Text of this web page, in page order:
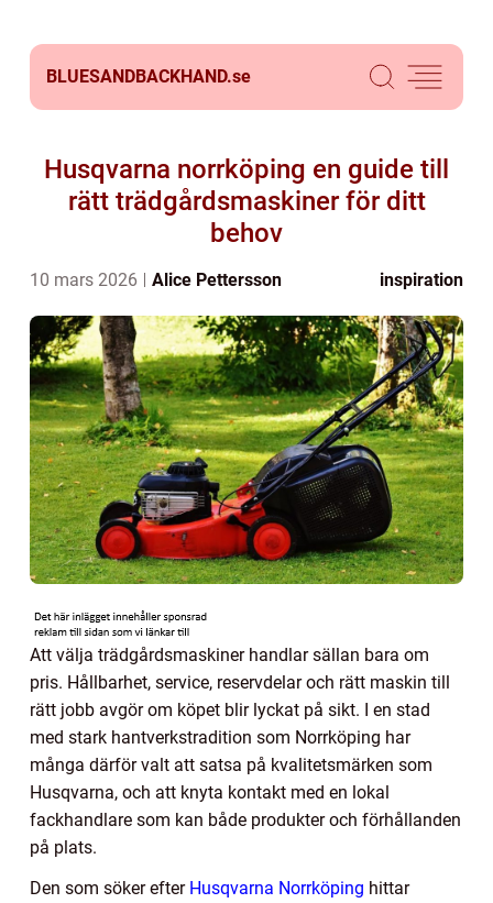
BLUESANDBACKHAND.se
Husqvarna norrköping en guide till
rätt trädgårdsmaskiner för ditt
behov
10 mars 2026 Alice Pettersson inspiration
Att välja trädgårdsmaskiner handlar sällan bara om
pris. Hållbarhet, service, reservdelar och rätt maskin till
rätt jobb avgör om köpet blir lyckat på sikt. I en stad
med stark hantverkstradition som Norrköping har
många därför valt att satsa på kvalitetsmärken som
Husqvarna, och att knyta kontakt med en lokal
fackhandlare som kan både produkter och förhållanden
på plats.
Den som söker efter Husqvarna Norrköping hittar